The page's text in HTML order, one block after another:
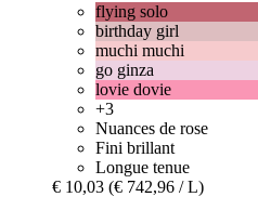
flying solo
birthday girl
muchi muchi
go ginza
lovie dovie
+3
Nuances de rose
Fini brillant
Longue tenue
€ 10,03 (€ 742,96 / L)